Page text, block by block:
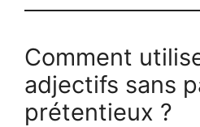
Comment
adjectifs sans
prétentieux ?